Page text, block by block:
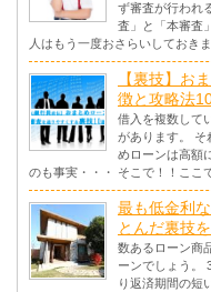
ず審査が行われ
査」と「本審査
人はもう一度おさらいしておき
【裏技】お
徴と攻略法
借入を複数して
があります。 そ
めローンは高額
のも事実・・・ そこで！！ここ
最も低金利
とんだ裏技
数あるローン商
ーンでしょう。
り返済期間の短